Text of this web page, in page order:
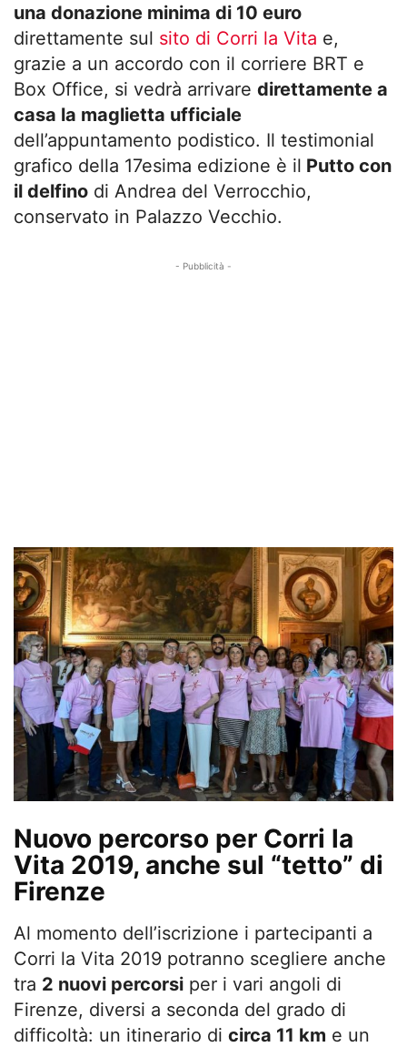
una donazione minima di 10 euro
direttamente sul sito di Corri la Vita e,
grazie a un accordo con il corriere BRT e
Box Office, si vedrà arrivare direttamente a
casa la maglietta ufficiale
dell’appuntamento podistico. Il testimonial
grafico della 17esima edizione è il Putto con
il delfino di Andrea del Verrocchio,
conservato in Palazzo Vecchio.
- Pubblicità -
Nuovo percorso per Corri la
Vita 2019, anche sul “tetto” di
Firenze
Al momento dell’iscrizione i partecipanti a
Corri la Vita 2019 potranno scegliere anche
tra 2 nuovi percorsi per i vari angoli di
Firenze, diversi a seconda del grado di
difficoltà: un itinerario di circa 11 km e un